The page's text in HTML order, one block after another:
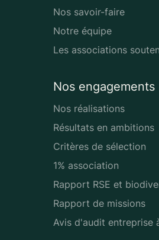
Nos savoir-faire
Notre équipe
Les associations
Nos engagements
Nos réalisations
Résultats en ambitions
Critères de sélection
1% association
Rapport RSE et
Rapport de missions
Avis d'audit entreprise